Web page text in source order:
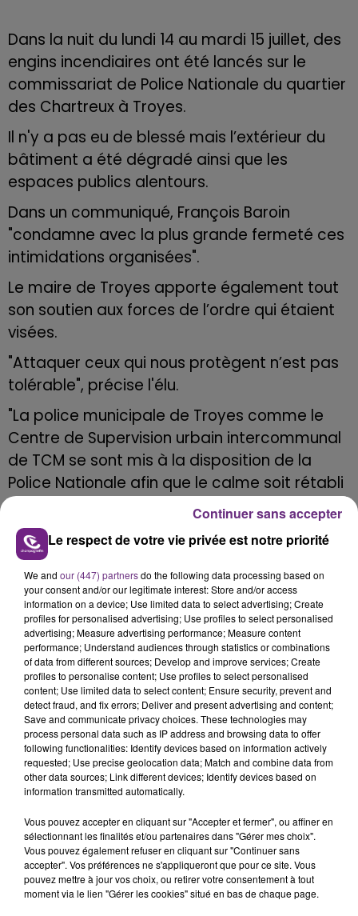
Dans la nuit du lundi 14 au mardi 15 juillet, des
engins incendiaires ont été lancés sur le
commissariat de Police Nationale du quartier
des Chartreux à Troyes.
Il n'y a pas eu de blessé mais l’extérieur du
bâtiment a été dégradé ainsi que les
espaces publics alentours.
Dans un communiqué, François Baroin
"condamne avec la plus grande fermeté ces
intimidations organisées".
Le maire de Troyes apporte également tout
son soutien aux forces de l’ordre qui étaient
visées.
"Attaquer ceux qui nous protègent n’est pas
tolérable", précise l'élu.
"La police municipale de Troyes comme le
Centre de Supervision urbain intercommunal
de TCM se sont mis à la disposition de la
Police Nationale afin que le calme soit rétabli
pour les habitants du quartier et que les
auteurs de ces actes inacceptables et
lâches puissent être retrouvés et
sanctionnés".
FIL D'ACTU
LA CENTRALE NUCLÉAIRE DE CHOOZ
TOUJOURS À L'ARRÊT
Cela fait déjà une semaine que la centrale
nucléaire ardennaise est à l'arrêt. Une situation
justifiée par la sécheresse intense qui est toujours
Le respect de votre vie privée est notre priorité
We and our (447) partnersdo the following data processing based on
your consent and/or our legitimate interest: Store and/or access
information on a device; Use limited data to select advertising; Create
profiles for personalised advertising; Use profiles to select personalised
advertising; Measure advertising performance; Measure content
performance; Understand audiences through statistics or combinations
of data from different sources; Develop and improve services; Create
profiles to personalise content; Use profiles to select personalised
content; Use limited data to select content; Ensure security, prevent and
detect fraud, and fix errors; Deliver and present advertising and content;
Save and communicate privacy choices. These technologies may
process personal data such as IP address and browsing data to offer
following functionalities: Identify devices based on information actively
requested; Use precise geolocation data; Match and combine data from
other data sources; Link different devices; Identify devices based on
information transmitted automatically.
Vous pouvez accepter en cliquant sur "Accepter et fermer", ou affiner en
sélectionnant les finalités et/ou partenaires dans "Gérer mes choix".
Vous pouvez également refuser en cliquant sur "Continuer sans
accepter". Vos préférences ne s'appliqueront que pour ce site. Vous
pouvez mettre à jour vos choix, ou retirer votre consentement à tout
moment via le lien "Gérer les cookies" situé en bas de chaque page.
Continuer sans accepter